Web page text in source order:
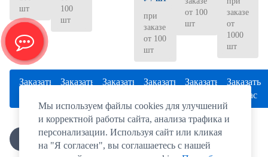
шт
Заказать
100
шт
Заказать
Заказать
при
заказе
от 100
шт
Заказать
от 100
шт
Заказать
заказе
от
1000
шт
Заказать
сейчас
Мы используем файлы cookies для улучшений
и корректной работы сайта, анализа трафика и
персонализации. Используя сайт или кликая
на "Я согласен", вы соглашаетесь с нашей